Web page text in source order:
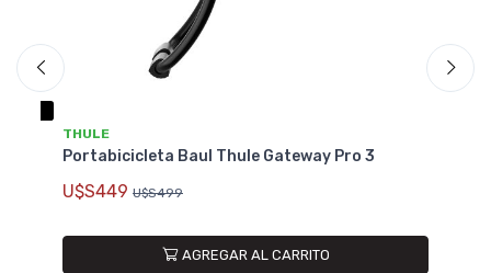
THULE
Portabicicleta Baul Thule Gateway Pro 3
U$S449 U$S499
AGREGAR AL CARRITO